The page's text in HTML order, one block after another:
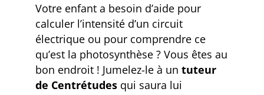
Votre enfant a besoin d’aide pour
calculer l’intensité d’un circuit
électrique ou pour comprendre ce
qu’est la photosynthèse ? Vous êtes au
bon endroit ! Jumelez-le à un tuteur
de Centrétudes qui saura lui